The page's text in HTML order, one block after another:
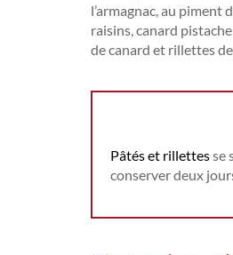
l’armagnac, au piment
raisins, canard
de canard et rillettes
Pâtés et rillettesse
conserver deux